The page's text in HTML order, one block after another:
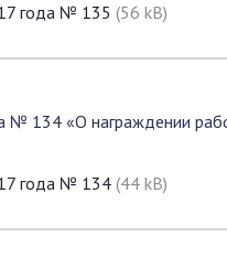
года № 135 (56 kB)
134 «О награждении
года № 134 (44 kB)